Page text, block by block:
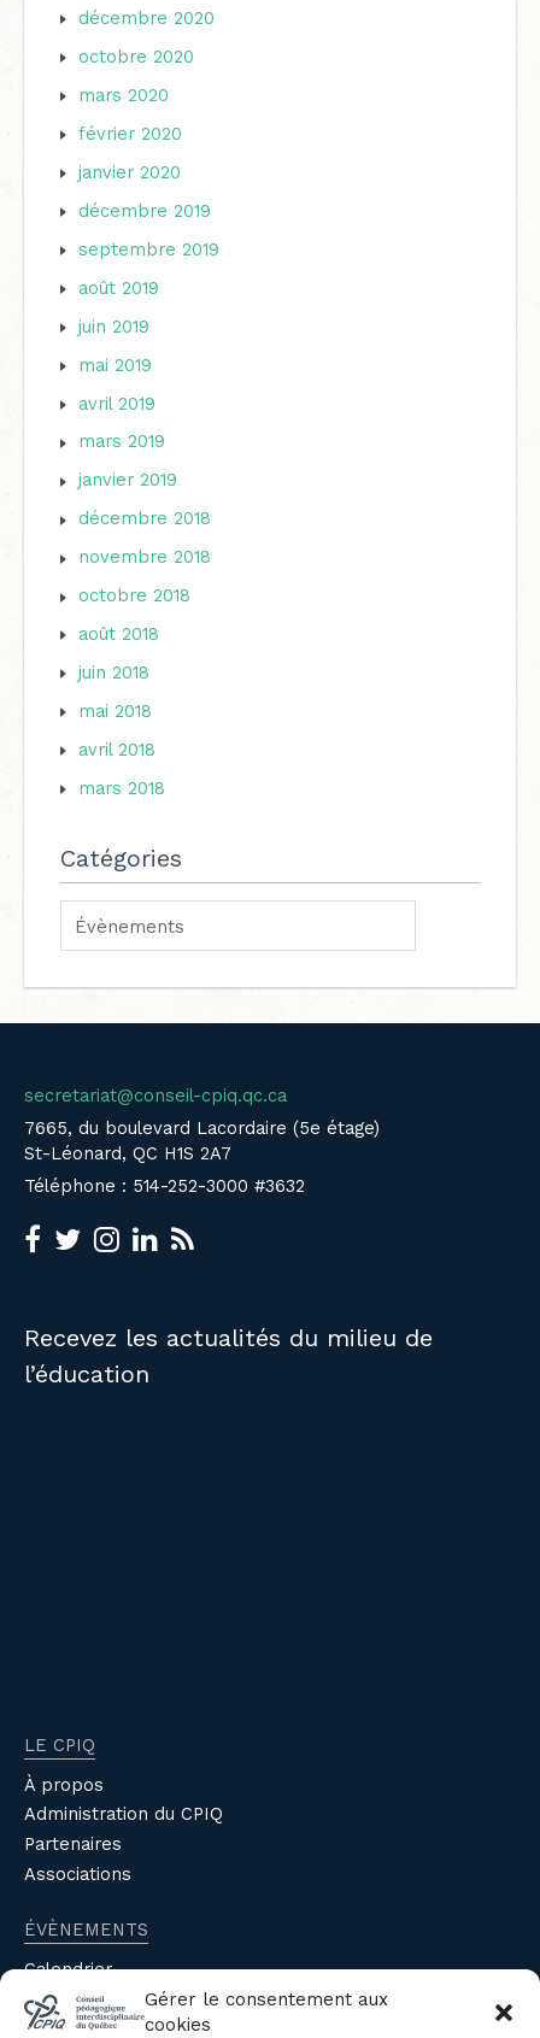
Gérer le consentement aux
cookies
décembre 2020
octobre 2020
mars 2020
février 2020
janvier 2020
décembre 2019
septembre 2019
août 2019
juin 2019
mai 2019
avril 2019
mars 2019
janvier 2019
décembre 2018
novembre 2018
octobre 2018
août 2018
juin 2018
mai 2018
avril 2018
mars 2018
Catégories
secretariat@conseil-cpiq.qc.ca
7665, du boulevard Lacordaire (5e étage)
St-Léonard, QC H1S 2A7
Téléphone : 514-252-3000 #3632
Recevez les actualités du milieu de
l’éducation
LE CPIQ
À propos
Administration du CPIQ
Partenaires
Associations
ÉVÈNEMENTS
Calendrier
Évènements du CPIQ